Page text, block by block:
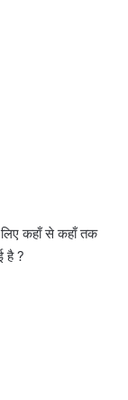
लिए कहाँ से कहाँ तक
है ?